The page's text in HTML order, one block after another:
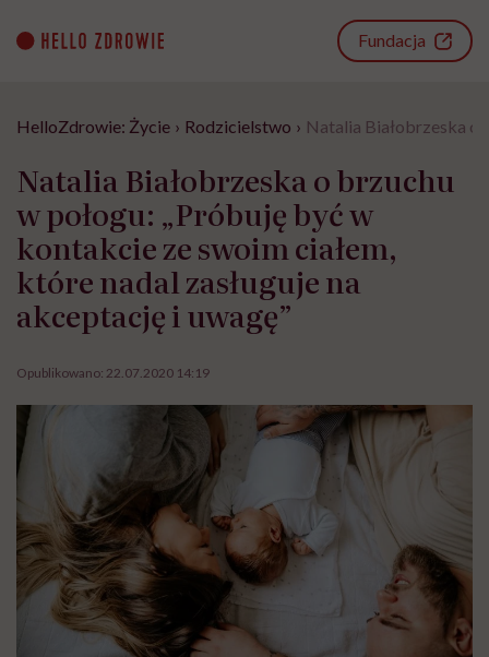
content
Fundacja
HelloZdrowie: Życie › Rodzicielstwo › Natalia Białobrzeska o
Natalia Białobrzeska o brzuchu
w połogu: „Próbuję być w
kontakcie ze swoim ciałem,
które nadal zasługuje na
akceptację i uwagę”
Opublikowano: 22.07.2020 14:19